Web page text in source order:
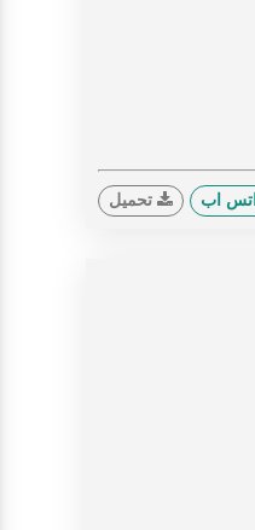
اب تحميل